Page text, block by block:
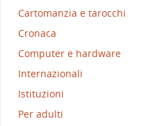
Cartomanzia e tarocchi
Cronaca
Computer e hardware
Internazionali
Istituzioni
Per adulti